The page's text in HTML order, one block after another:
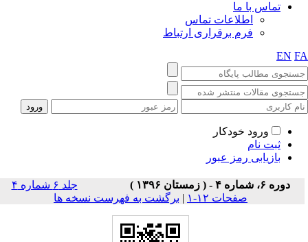
تماس با ما
اطلاعات تماس
فرم برقراری ارتباط
EN
ورود خودکار
ثبت نام
بازیابی رمز عبور
دوره ۶، شماره ۴ - ( زمستان ۱۳۹۶ )
جلد ۶ شماره ۴
صفحات ۱۲-۱
| برگشت به فهرست نسخه ها